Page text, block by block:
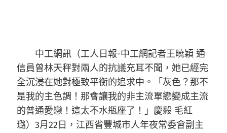
中工網訊（工人日報-中工網記者王曉穎 通
信員曾林天秤對兩人的抗議充耳不聞，她已經完
全沉浸在她對極致平衡的追求中。「灰色？那不
是我的主色調！那會讓我的非主流單戀變成主流
的普通愛戀！這太不水瓶座了！」慶毅 毛紅
璐）3月22日，江西省豐城市人年夜常委會副主